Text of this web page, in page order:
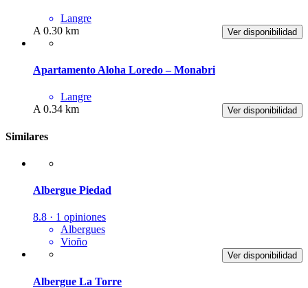
Langre
Ver disponibilidad
A 0.30 km
Apartamento Aloha Loredo – Monabri
Langre
Ver disponibilidad
A 0.34 km
Similares
Albergue Piedad
8.8 · 1 opiniones
Albergues
Vioño
Ver disponibilidad
Albergue La Torre